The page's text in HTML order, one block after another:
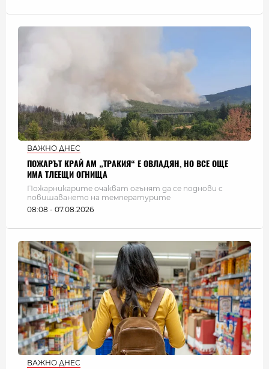
ВАЖНО ДНЕС
ПОЖАРЪТ КРАЙ АМ „ТРАКИЯ“ Е ОВЛАДЯН, НО ВСЕ ОЩЕ
ИМА ТЛЕЕЩИ ОГНИЩА
Пожарникарите очакват огънят да се поднови с
повишаването на температурите
08:08 - 07.08.2026
ВАЖНО ДНЕС